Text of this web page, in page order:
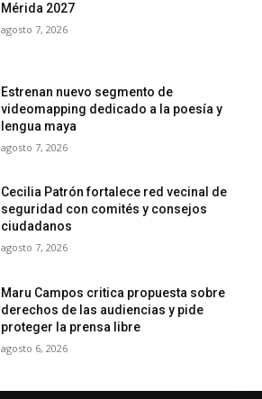
Mérida 2027
agosto 7, 2026
Estrenan nuevo segmento de
videomapping dedicado a la poesía y
lengua maya
agosto 7, 2026
Cecilia Patrón fortalece red vecinal de
seguridad con comités y consejos
ciudadanos
agosto 7, 2026
Maru Campos critica propuesta sobre
derechos de las audiencias y pide
proteger la prensa libre
agosto 6, 2026